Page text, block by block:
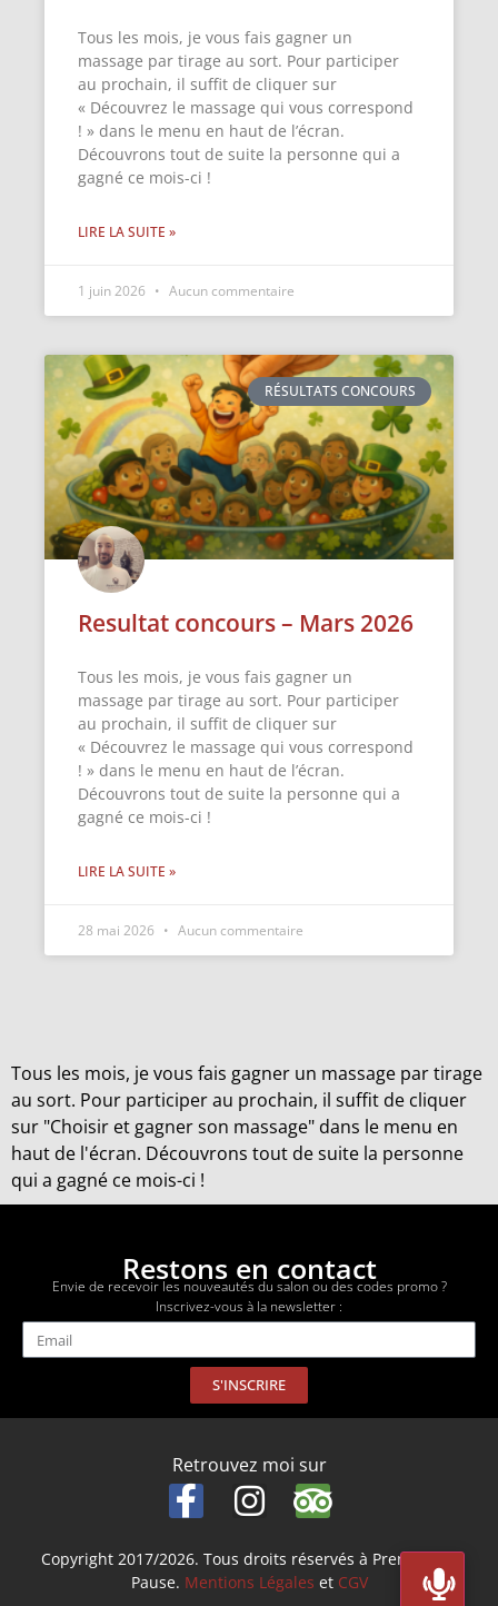
Tous les mois, je vous fais gagner un
massage par tirage au sort. Pour participer
au prochain, il suffit de cliquer sur
« Découvrez le massage qui vous correspond
! » dans le menu en haut de l’écran.
Découvrons tout de suite la personne qui a
gagné ce mois-ci !
LIRE LA SUITE »
1 juin 2026 Aucun commentaire
RÉSULTATS CONCOURS
Resultat concours – Mars 2026
Tous les mois, je vous fais gagner un
massage par tirage au sort. Pour participer
au prochain, il suffit de cliquer sur
« Découvrez le massage qui vous correspond
! » dans le menu en haut de l’écran.
Découvrons tout de suite la personne qui a
gagné ce mois-ci !
LIRE LA SUITE »
28 mai 2026 Aucun commentaire
Tous les mois, je vous fais gagner un massage par tirage
au sort. Pour participer au prochain, il suffit de cliquer
sur "Choisir et gagner son massage" dans le menu en
haut de l'écran. Découvrons tout de suite la personne
qui a gagné ce mois-ci !
Restons en contact
Envie de recevoir les nouveautés du salon ou des codes promo ?
Inscrivez-vous à la newsletter :
S'INSCRIRE
Retrouvez moi sur
Copyright 2017/2026. Tous droits réservés à Prenez Une
Pause. Mentions Légales et CGV